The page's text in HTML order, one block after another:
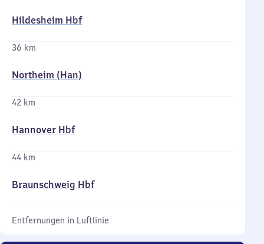
Hildesheim Hbf
36 km
Northeim (Han)
42 km
Hannover Hbf
44 km
Braunschweig Hbf
Entfernungen in Luftlinie